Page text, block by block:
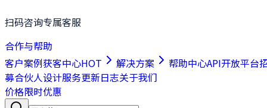
扫码咨询专属客服
合作与帮助
客户案例获客中心HOT 解决方案 帮助中心API开放平台
募合伙人设计服务更新日志关于我们
价格限时优惠